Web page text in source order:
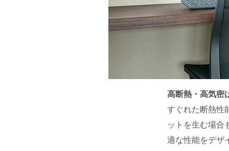
高断熱・高気密
すぐれた断熱性
ットを生む場合
適な性能をデザ